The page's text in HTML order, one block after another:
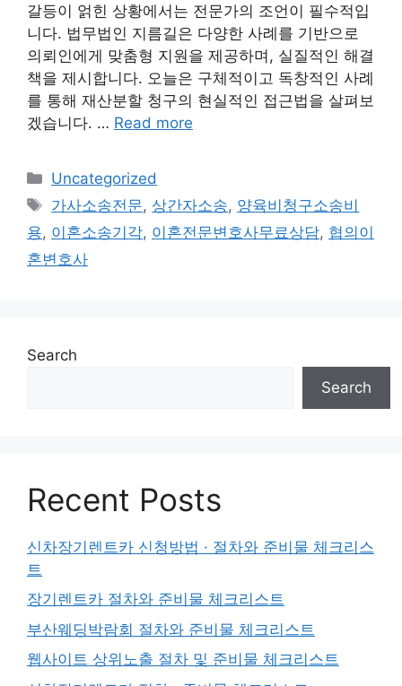
갈등이 얽힌 상황에서는 전문가의 조언이 필수적입
니다. 법무법인 지름길은 다양한 사례를 기반으로
의뢰인에게 맞춤형 지원을 제공하며, 실질적인 해결
책을 제시합니다. 오늘은 구체적이고 독창적인 사례
를 통해 재산분할 청구의 현실적인 접근법을 살펴보
겠습니다. … Read more
Categories
Uncategorized
Tags
가사소송전문, 상간자소송, 양육비청구소송비
용, 이혼소송기각, 이혼전문변호사무료상담, 협의이
혼변호사
Search
Search
Recent Posts
신차장기렌트카 신청방법 · 절차와 준비물 체크리스
트
장기렌트카 절차와 준비물 체크리스트
부산웨딩박람회 절차와 준비물 체크리스트
웹사이트 상위노출 절차 및 준비물 체크리스트